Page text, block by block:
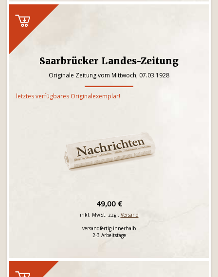
Saarbrücker Landes-Zeitung
Originale Zeitung vom Mittwoch, 07.03.1928
letztes verfügbares Originalexemplar!
49,00 €
inkl. MwSt. zzgl. Versand
versandfertig innerhalb
2-3 Arbeitstage